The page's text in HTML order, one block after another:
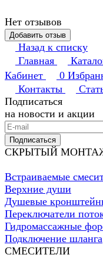
Нет отзывов
Добавить отзыв
Назад к списку
Главная
Кабинет
0
Контакты
Подписаться
на новости и акции
Подписаться
СКРЫТЫЙ
Встраиваемые
Верхние души
Душевые
Переключатели
Гидромассажные
Подключение шланга
СМЕСИТЕЛИ